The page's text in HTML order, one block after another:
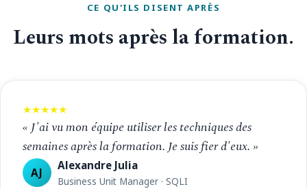
CE QU'ILS DISENT APRÈS
Leurs mots après la formation.
★★★★★
« J'ai vu mon équipe utiliser les techniques des
semaines après la formation. Je suis fier d'eux. »
AJ
Alexandre Julia
Business Unit Manager · SQLI